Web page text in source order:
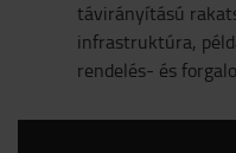
távirányítású
infrastruktúra,
rendelés- és